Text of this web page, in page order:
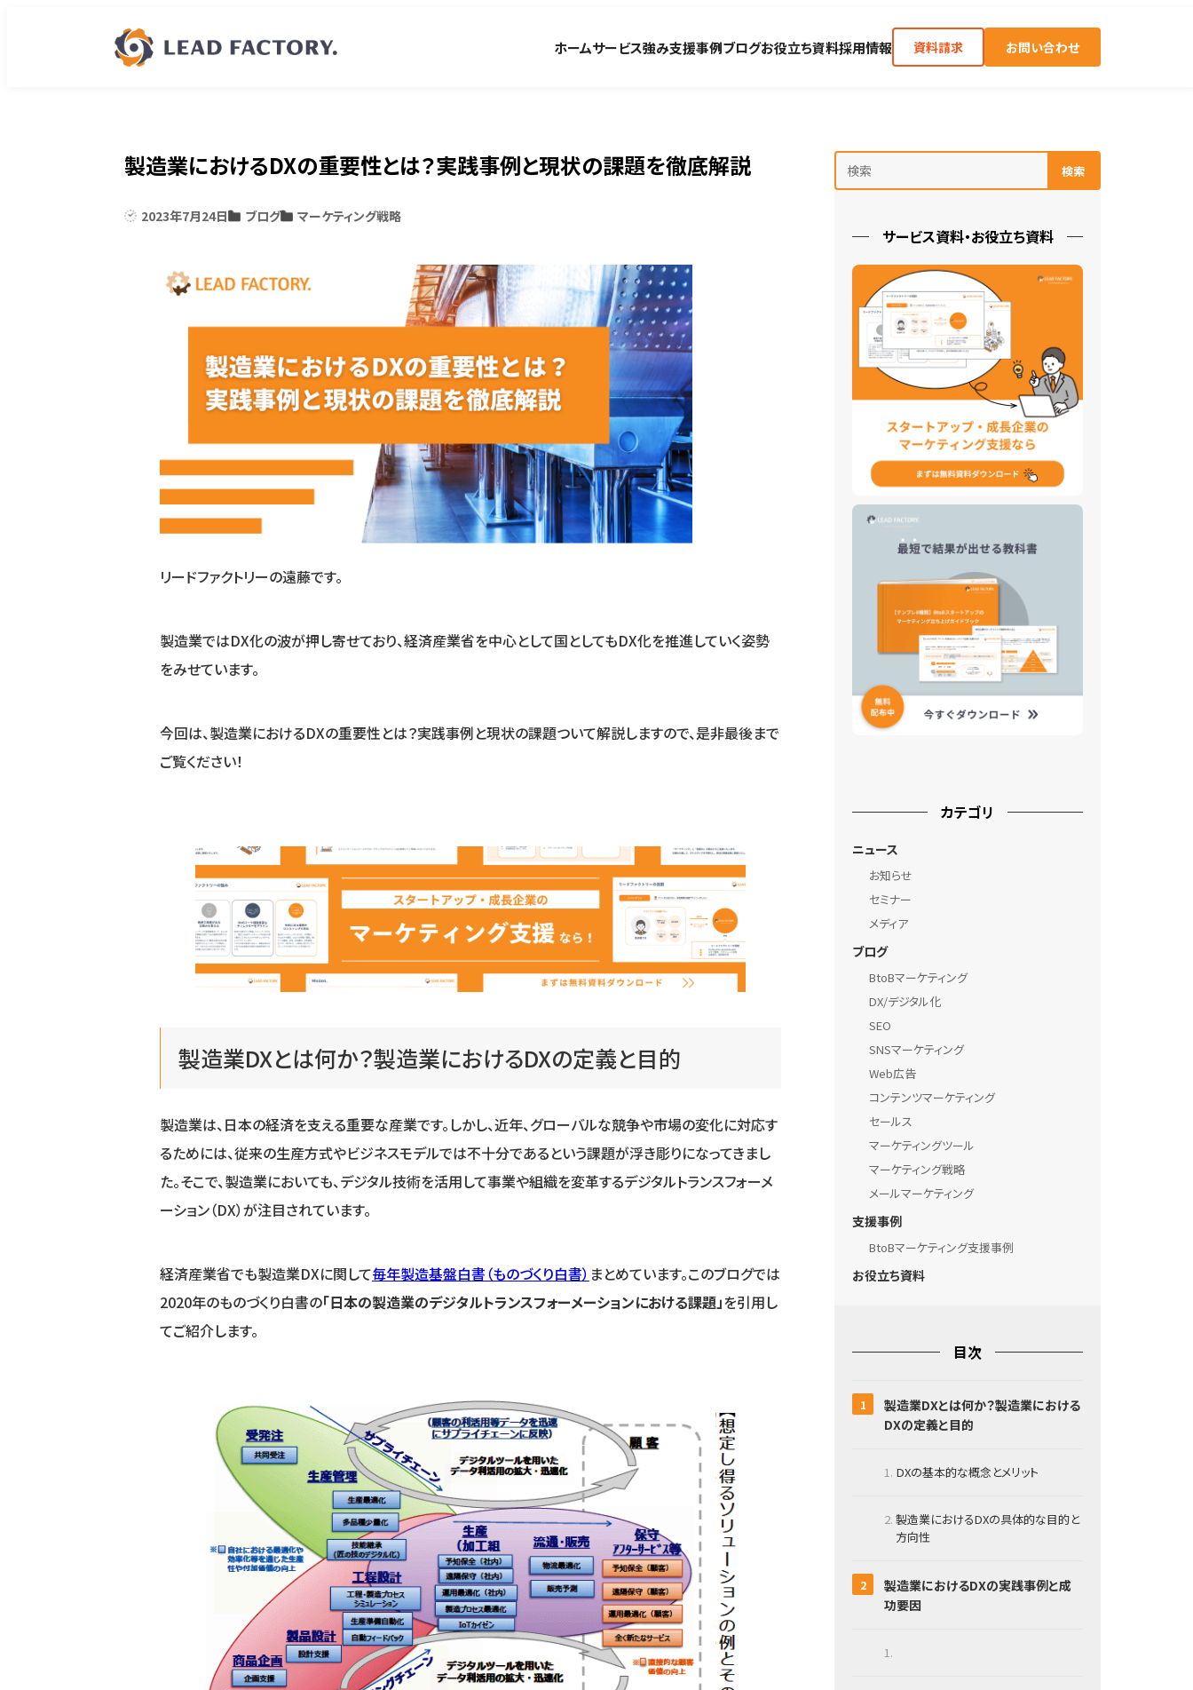
ホームサービス強み支援事例ブログお役立ち資料採用情報 資料請求 お問い合わせ
製造業におけるDXの重要性とは？実践事例と現状の課題を徹底解説
2023年7月24日 ブログ マーケティング戦略
リードファクトリーの遠藤です。
製造業ではDX化の波が押し寄せており、経済産業省を中心として国としてもDX化を推進していく姿勢
をみせています。
今回は、製造業におけるDXの重要性とは？実践事例と現状の課題ついて解説しますので、是非最後まで
ご覧ください！
製造業DXとは何か？製造業におけるDXの定義と目的
製造業は、日本の経済を支える重要な産業です。しかし、近年、グローバルな競争や市場の変化に対応す
るためには、従来の生産方式やビジネスモデルでは不十分であるという課題が浮き彫りになってきまし
た。そこで、製造業においても、デジタル技術を活用して事業や組織を変革するデジタルトランスフォーメ
ーション（DX）が注目されています。
経済産業省でも製造業DXに関して毎年製造基盤白書（ものづくり白書） まとめています。このブログでは
2020年のものづくり白書の「日本の製造業のデジタルトランスフォーメーションにおける課題」を引用し
てご紹介します。
検索
サービス資料・お役立ち資料
カテゴリ
ニュース
お知らせ
セミナー
メディア
ブログ
BtoBマーケティング
DX/デジタル化
SEO
SNSマーケティング
Web広告
コンテンツマーケティング
セールス
マーケティングツール
マーケティング戦略
メールマーケティング
支援事例
BtoBマーケティング支援事例
お役立ち資料
目次
製造業DXとは何か？製造業における
DXの定義と目的
DXの基本的な概念とメリット
製造業におけるDXの具体的な目的と
方向性
製造業におけるDXの実践事例と成
功要因